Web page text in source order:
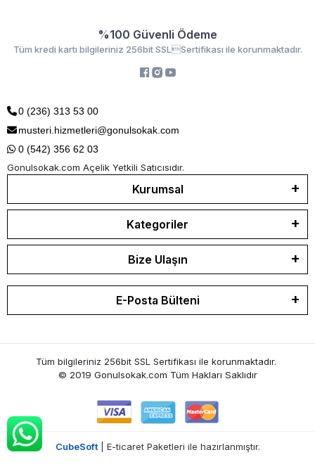
%100 Güvenli Ödeme
Tüm kredi kartı bilgileriniz 256bit SSLSertifikası ile korunmaktadır.
0 (236) 313 53 00
musteri.hizmetleri@gonulsokak.com
0 (542) 356 62 03
Gonulsokak.com Açelik Yetkili Satıcısıdır.
Kurumsal
Kategoriler
Bize Ulaşın
E-Posta Bülteni
Tüm bilgileriniz 256bit SSL Sertifikası ile korunmaktadır.
© 2019 Gonulsokak.com Tüm Hakları Saklıdır
CubeSoft| E-ticaret Paketleri ile hazırlanmıştır.